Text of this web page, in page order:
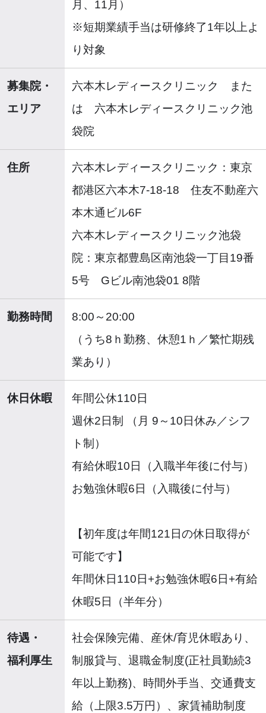
月、11月）
※短期業績手当は研修終了1年以上よ
り対象
募集院・
エリア
六本木レディースクリニック また
は 六本木レディースクリニック池
袋院
住所
六本木レディースクリニック：東京
都港区六本木7-18-18 住友不動産六
本木通ビル6F
六本木レディースクリニック池袋
院：東京都豊島区南池袋一丁目19番
5号 Gビル南池袋01 8階
勤務時間
8:00～20:00
（うち8ｈ勤務、休憩1ｈ／繁忙期残
業あり）
休日休暇
年間公休110日
週休2日制 （月 9～10日休み／シフ
ト制）
有給休暇10日（入職半年後に付与）
お勉強休暇6日（入職後に付与）
【初年度は年間121日の休日取得が
可能です】
年間休日110日+お勉強休暇6日+有給
休暇5日（半年分）
待遇・
福利厚生
社会保険完備、産休/育児休暇あり、
制服貸与、退職金制度(正社員勤続3
年以上勤務)、時間外手当、交通費支
給（上限3.5万円）、家賃補助制度